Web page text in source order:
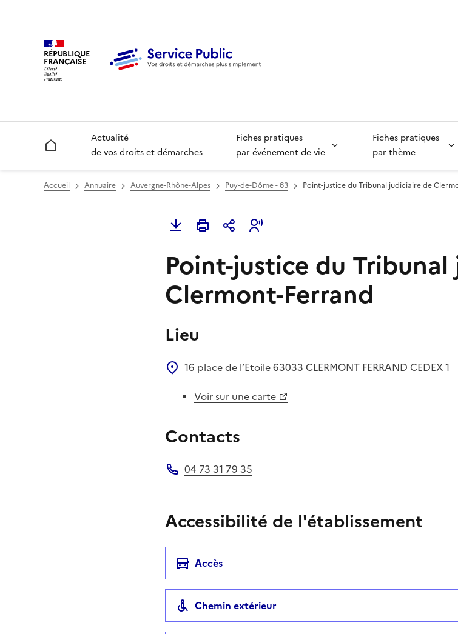
RÉPUBLIQUE
FRANÇAISE
Accueil
Actualité
de vos droits et démarches
Fiches pratiques
par événement de vie
Fiches pratiques
par thème
Accueil Annuaire Auvergne-Rhône-Alpes Puy-de-Dôme - 63 Point-justice du Tribunal judiciaire de
Point-justice du
Clermont-Ferrand
Lieu
16 place de l’Etoile63033 CLERMONT FERRAND CEDEX 1
Voir sur une carte
Contacts
04 73 31 79 35
Accessibilité de l'établissement
Accès
Chemin extérieur